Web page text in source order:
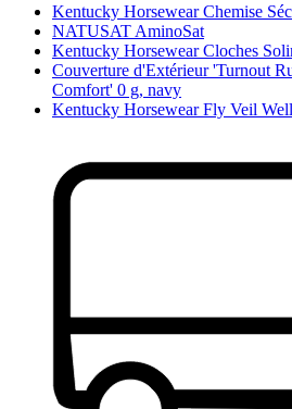
Kentucky Horsewear Chemise
NATUSAT AminoSat
Kentucky Horsewear Cloches
Couverture d'Extérieur 'Turnout
Comfort' 0 g, navy
Kentucky Horsewear Fly Veil